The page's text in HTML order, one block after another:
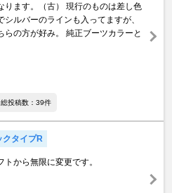
ります。（古） 現行のものは差し色
シルバーのラインも入ってますが、
らの方が好み。 純正ブーツカラーと
投稿数：39件
クタイプR
から無限に変更です。